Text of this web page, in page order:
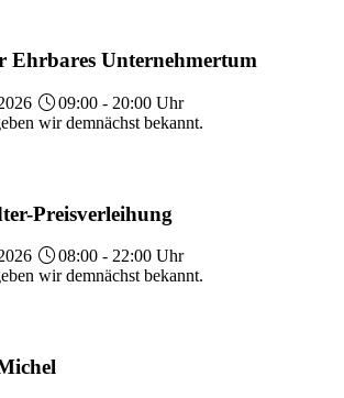
Ehrbares Unternehmertum
09:00 - 20:00 Uhr
wir demnächst bekannt.
Preisverleihung
08:00 - 22:00 Uhr
wir demnächst bekannt.